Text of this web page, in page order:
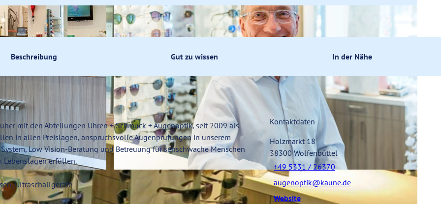
© Denvers Fotografie
Beschreibung Gut zu wissen In der Nähe
mit den Abteilungen Uhren + Schmuck + Augenoptik, seit 2009 als
in allen Preislagen, anspruchsvolle Augenprüfungen in unserem
Low Vision-Beratung und Betreuung für sehschwache Menschen
Lebenslagen erfüllen.
Ultraschallgeräte
Kontaktdaten
Holzmarkt 18
38300Wolfenbüttel
+49 5331 / 26370
augenoptik@kaune.de
Website